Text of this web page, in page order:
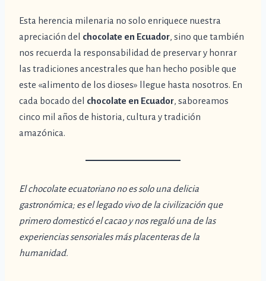
Esta herencia milenaria no solo enriquece nuestra
apreciación del chocolate en Ecuador, sino que también
nos recuerda la responsabilidad de preservar y honrar
las tradiciones ancestrales que han hecho posible que
este «alimento de los dioses» llegue hasta nosotros. En
cada bocado del chocolate en Ecuador, saboreamos
cinco mil años de historia, cultura y tradición
amazónica.
El chocolate ecuatoriano no es solo una delicia
gastronómica; es el legado vivo de la civilización que
primero domesticó el cacao y nos regaló una de las
experiencias sensoriales más placenteras de la
humanidad.